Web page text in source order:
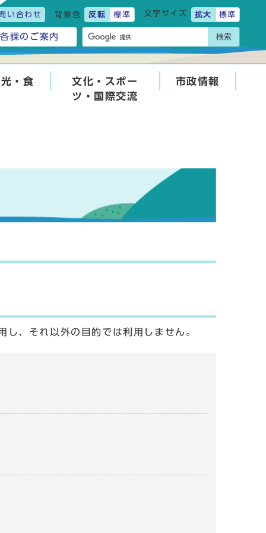
い合わせ 背景色 反転 標準 文字サイズ 拡大 標準
各課のご案内 検索
・食
文化・スポー
ツ・国際交流
市政情報
、それ以外の目的では利用しません。